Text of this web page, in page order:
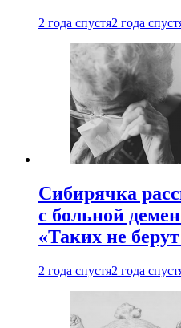
2 года спустя2 года
Сибирячка
с больной
«Таких не
2 года спустя2 года